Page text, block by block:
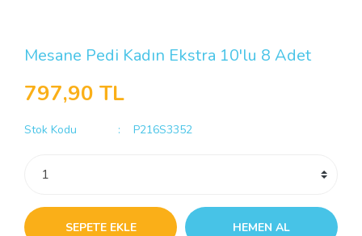
Mesane Pedi Kadın Ekstra 10'lu 8 Adet
797,90 TL
Stok Kodu P216S3352
SEPETE EKLE HEMEN AL